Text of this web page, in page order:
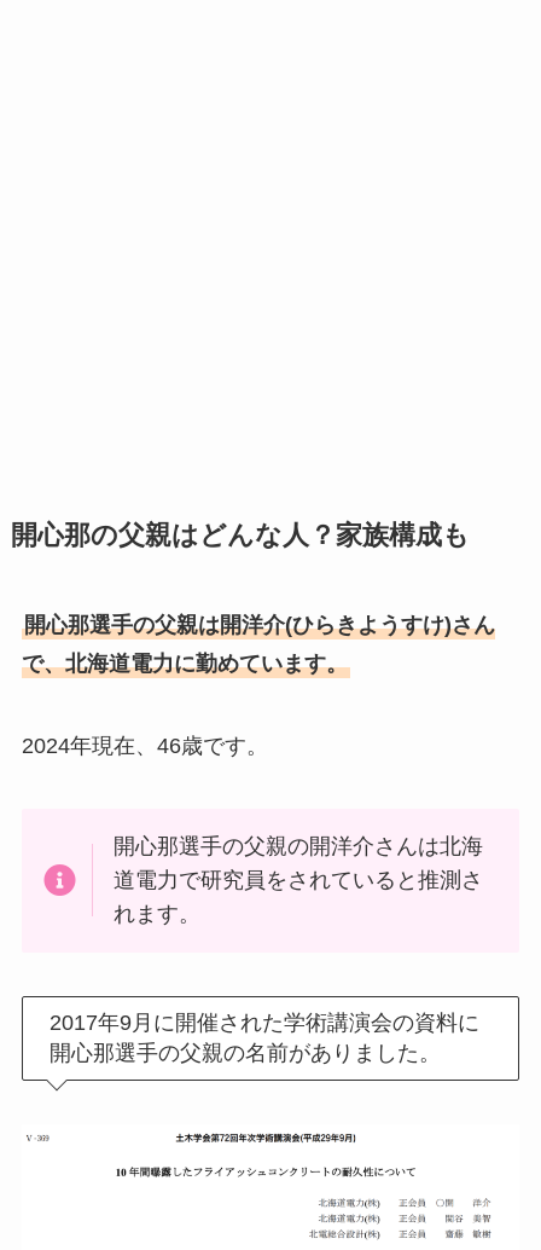
開心那の父親はどんな人？家族構成も
開心那選手の父親は開洋介(ひらきようすけ)さん
で、北海道電力に勤めています。
2024年現在、46歳です。
開心那選手の父親の開洋介さんは北海
道電力で研究員をされていると推測さ
れます。
2017年9月に開催された学術講演会の資料に
開心那選手の父親の名前がありました。